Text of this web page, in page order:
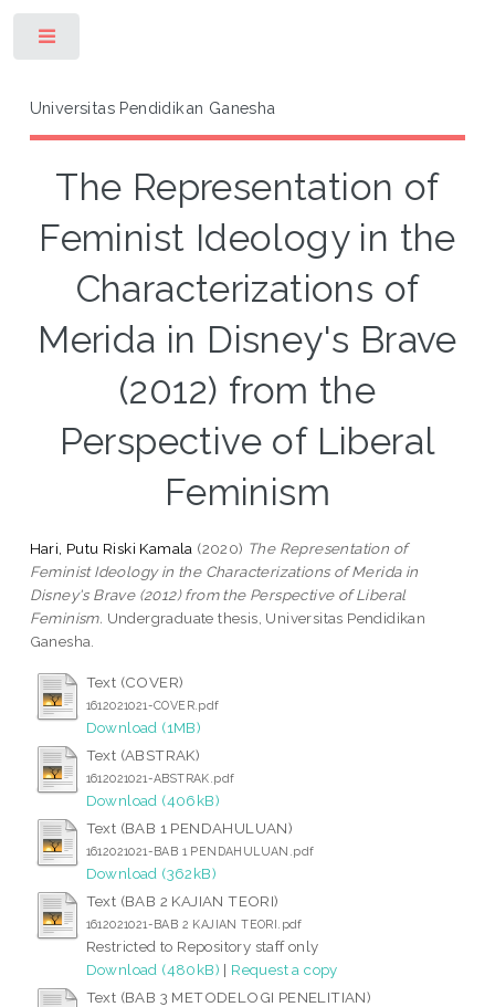
Universitas Pendidikan Ganesha
The Representation of
Feminist Ideology in the
Characterizations of
Merida in Disney's Brave
(2012) from the
Perspective of Liberal
Feminism
Hari, Putu Riski Kamala (2020) The Representation of
Feminist Ideology in the Characterizations of Merida in
Disney's Brave (2012) from the Perspective of Liberal
Feminism. Undergraduate thesis, Universitas Pendidikan
Ganesha.
Text (COVER)
1612021021-COVER.pdf
Download (1MB)
Text (ABSTRAK)
1612021021-ABSTRAK.pdf
Download (406kB)
Text (BAB 1 PENDAHULUAN)
1612021021-BAB 1 PENDAHULUAN.pdf
Download (362kB)
Text (BAB 2 KAJIAN TEORI)
1612021021-BAB 2 KAJIAN TEORI.pdf
Restricted to Repository staff only
Download (480kB) | Request a copy
Text (BAB 3 METODELOGI PENELITIAN)